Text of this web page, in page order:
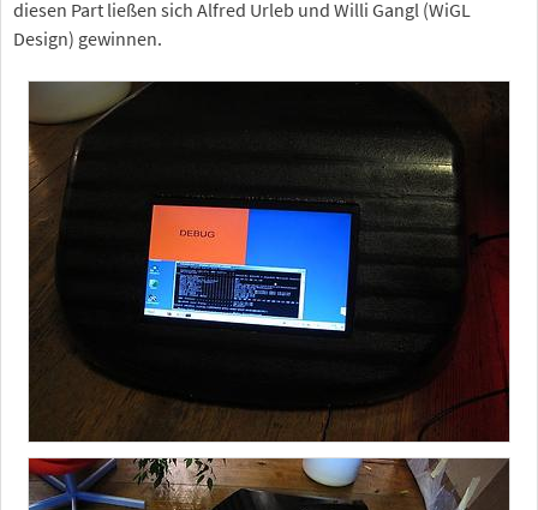
diesen Part ließen sich Alfred Urleb und Willi Gangl (WiGL
Design) gewinnen.